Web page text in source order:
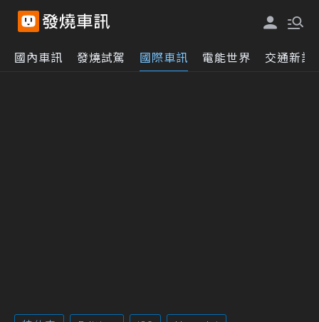
國內車訊 發燒試駕 國際車訊 電能世界 交通新訊